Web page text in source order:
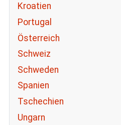
Kroatien
Portugal
Österreich
Schweiz
Schweden
Spanien
Tschechien
Ungarn